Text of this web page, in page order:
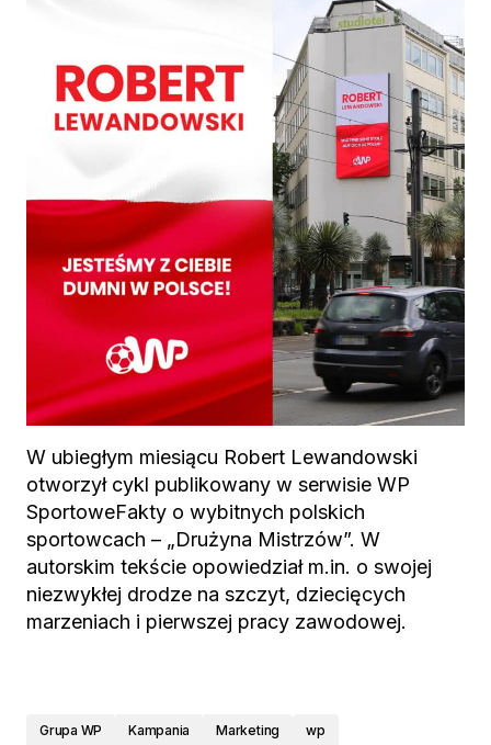
W ubiegłym miesiącu Robert Lewandowski
otworzył cykl publikowany w serwisie WP
SportoweFakty o wybitnych polskich
sportowcach – „Drużyna Mistrzów”. W
autorskim tekście opowiedział m.in. o swojej
niezwykłej drodze na szczyt, dziecięcych
marzeniach i pierwszej pracy zawodowej.
Grupa WP Kampania Marketing wp